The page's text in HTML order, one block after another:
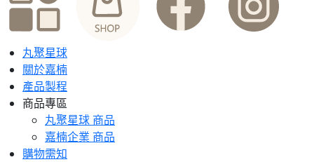
丸聚星球
關於嘉楠
產品製程
商品專區
丸聚星球 商品
嘉楠企業 商品
購物需知